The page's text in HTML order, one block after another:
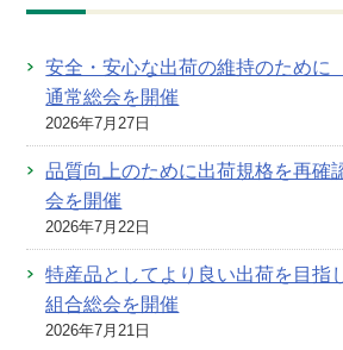
安全・安心な出荷の維持のため
通常総会を開催
2026年7月27日
品質向上のために出荷規格を再
会を開催
2026年7月22日
特産品としてより良い出荷を目
組合総会を開催
2026年7月21日